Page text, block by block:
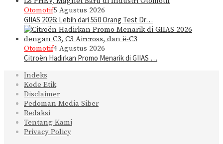
Otomotif5 Agustus 2026
GIIAS 2026: Lebih dari 550 Orang Test Dr…
Otomotif4 Agustus 2026
Citroën Hadirkan Promo Menarik di GIIAS …
Indeks
Kode Etik
Disclaimer
Pedoman Media Siber
Redaksi
Tentang Kami
Privacy Policy